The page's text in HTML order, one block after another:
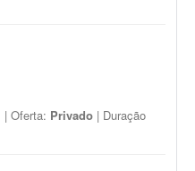
| Oferta: Privado | Duração